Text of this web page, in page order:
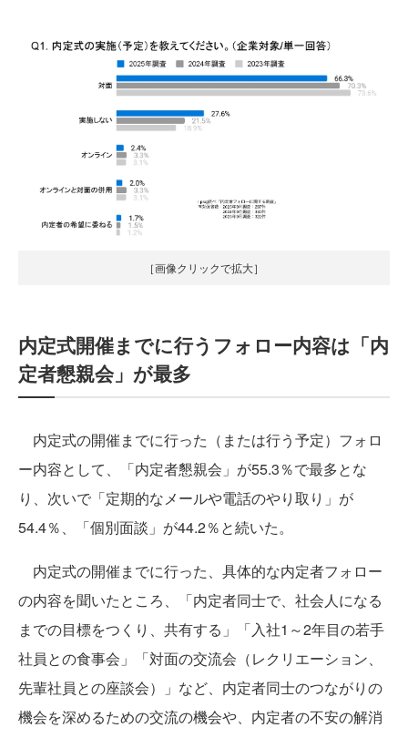
［画像クリックで拡大］
内定式開催までに行うフォロー内容は「内
定者懇親会」が最多
内定式の開催までに行った（または行う予定）フォロ
ー内容として、「内定者懇親会」が55.3％で最多とな
り、次いで「定期的なメールや電話のやり取り」が
54.4％、「個別面談」が44.2％と続いた。
内定式の開催までに行った、具体的な内定者フォロー
の内容を聞いたところ、「内定者同士で、社会人になる
までの目標をつくり、共有する」「入社1～2年目の若手
社員との食事会」「対面の交流会（レクリエーション、
先輩社員との座談会）」など、内定者同士のつながりの
機会を深めるための交流の機会や、内定者の不安の解消